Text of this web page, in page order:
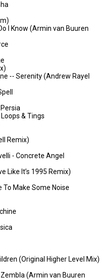
I Know (Armin van Buuren
-- Serenity (Andrew Rayel
& Tings
Remix)
- Concrete Angel
Like It’s 1995 Remix)
To Make Some Noise
(Original Higher Level Mix)
(Armin van Buuren